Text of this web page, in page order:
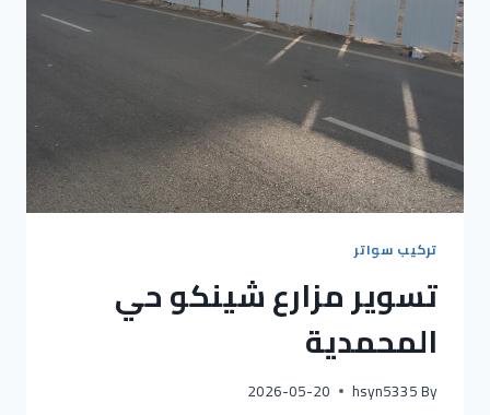
تركيب سواتر
تسوير مزارع شينكو حي
المحمدية
By
hsyn5335
2026-05-20